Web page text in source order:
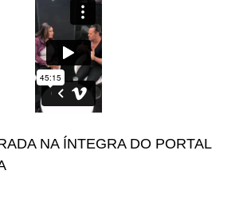
NA ÍNTEGRA DO PORTAL